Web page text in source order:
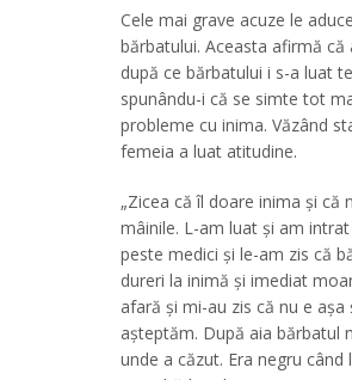
Cele mai grave acuze le
bărbatului. Aceasta afirmă că
după ce bărbatului i s-a luat
spunându-i că se simte tot
probleme cu inima. Văzând
femeia a luat atitudine.
„Zicea că îl doare inima și că
mâinile. L-am luat și am
peste medici și le-am zis că
dureri la inimă și imediat
afară și mi-au zis că nu e așa
așteptăm. După aia bărbatul
unde a căzut. Era negru când